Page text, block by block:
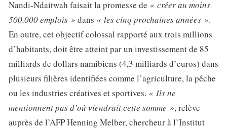
Nandi-Ndaitwah faisait la promesse de « créer au moins
500.000 emplois » dans « les cinq prochaines années ».
En outre, cet objectif colossal rapporté aux trois millions
d’habitants, doit être atteint par un investissement de 85
milliards de dollars namibiens (4,3 milliards d’euros) dans
plusieurs filières identifiées comme l’agriculture, la pêche
ou les industries créatives et sportives. « Ils ne
mentionnent pas d’où viendrait cette somme », relève
auprès de l’AFP Henning Melber, chercheur à l’Institut